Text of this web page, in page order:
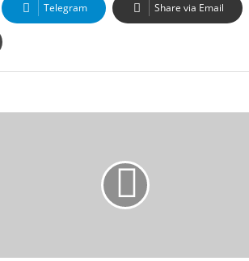
Telegram Share via Email